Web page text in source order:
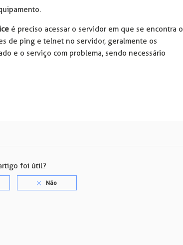
é preciso acessar o servidor em que se encontra o
de ping e telnet no servidor, geralmente os
e o serviço com problema, sendo necessário
foi útil?